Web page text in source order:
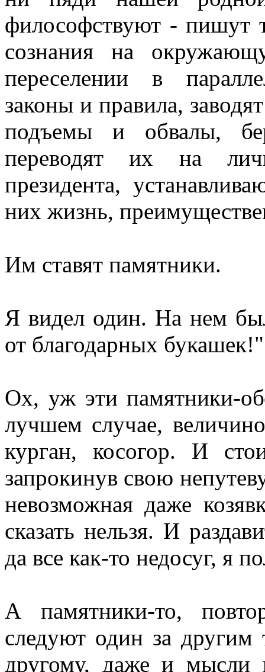
философствуют - пишут
сознания на
переселении в
законы и правила,
подъемы и обвалы,
переводят их на
президента,
них жизнь,
Им ставят памятники.
Я видел один. На нем
от благодарных букашек!"
Ох, уж эти памятники-
лучшем случае,
курган, косогор. И
запрокинув свою
невозможная даже
сказать нельзя. И
да все как-то недосуг, я
А памятники-то,
следуют один за другим
другому, даже и мысли